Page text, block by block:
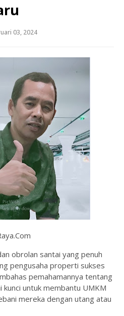
03, 2024
obrolan santai yang penuh
pengusaha properti sukses
pemahamannya tentang
untuk membantu UMKM
mereka dengan utang atau